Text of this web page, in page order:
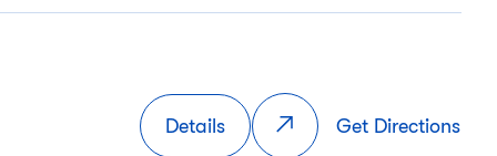
Details Get Directions